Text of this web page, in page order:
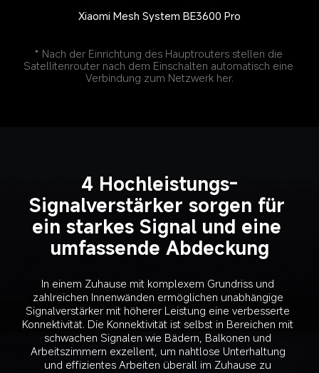
Xiaomi Mesh System BE3600 Pro
* Nach der Einrichtung des Hauptrouters stellen die
Satellitenrouter nach dem Einschalten automatisch eine
Verbindung zum Netzwerk her.
4 Hochleistungs-
Signalverstärker sorgen für
ein starkes Signal und eine
umfassende Abdeckung
In einem Zuhause mit komplexem Grundriss und
zahlreichen Innenwänden ermöglichen unabhängige
Signalverstärker mit höherer Leistung eine verbesserte
Konnektivität. Die Konnektivität ist selbst in Bereichen mit
schwachen Signalen wie Bädern, Balkonen und
Arbeitszimmern exzellent, um nahtlose Unterhaltung
und effizientes Arbeiten überall im Zuhause zu